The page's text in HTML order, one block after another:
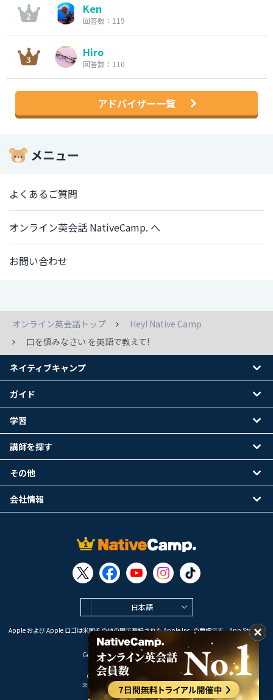
Ken
回答数：119
Hiro
回答数：110
アドバイザー一覧
メニュー
よくあるご質問
オンライン英会話 NativeCamp. へ
お問い合わせ
オンライン英会話トップ
Hey! Native Camp
口を慎みなさい を英語で教えて!
日本語
Apple および Apple ロゴは米国その他の国で登録された Apple Inc. の商標です。App Store は
Apple Inc. のサービスマークです。
Google Play は Google LLC の商標です。
Copyright © 2026 オンライン英会話
ネイティブキャンプ All Rights Reserved.
ネイティブキャンプ
ガイド
学習
講師を探す
その他
会社情報